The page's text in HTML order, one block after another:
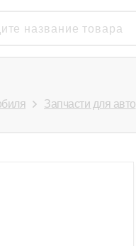
Запчасти для авто